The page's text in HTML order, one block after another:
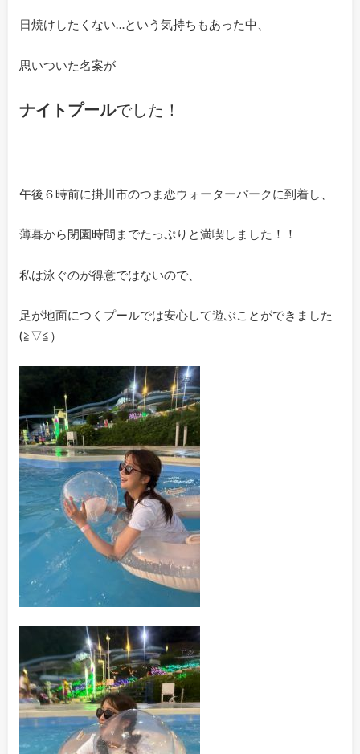
日焼けしたくない…という気持ちもあった中、
思いついた名案が
ナイトプールでした！
午後６時前に掛川市のつま恋ウォーターパークに到着し、
薄暮から閉園時間までたっぷりと満喫しました！！
私は泳ぐのが得意ではないので、
足が地面につくプールでは安心して遊ぶことができました
(≧▽≦）